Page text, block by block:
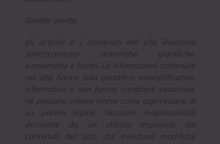
Gentile utente,
gli articoli e i contenuti del sito illustrano
sinteticamente tematiche giuridiche,
economiche e fiscali. Le informazioni contenute
nel sito hanno solo carattere esemplificativo,
informativo e non hanno carattere esaustivo,
né possono essere intese come espressione di
un parere legale. Nessuna responsabilità
derivante da un utilizzo improprio dei
contenuti del sito, da eventuali modifiche